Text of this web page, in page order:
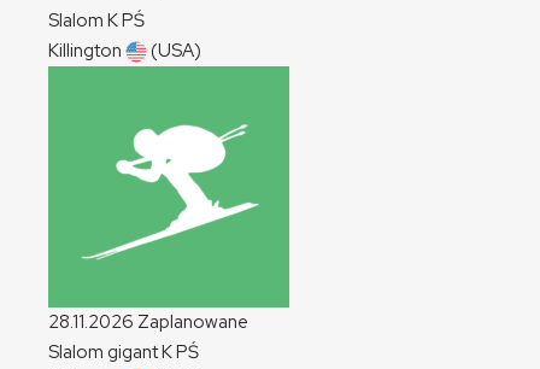
Slalom KPŚ
Killington
(USA)
28.11.2026 Zaplanowane
Slalom gigantKPŚ